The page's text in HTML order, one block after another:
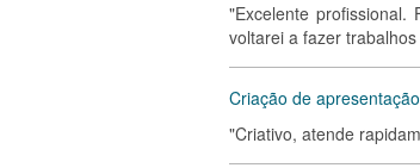
"Excelente
voltarei a fazer
Criação de
"Criativo, atende